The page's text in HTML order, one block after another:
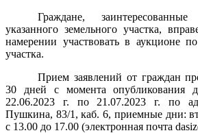
Граждане,
указанного земельного участка,
намерении участвовать в аукционе
участка.
Прием заявлений от граждан
30 дней с момента опубликования
22.06.2023 г. по 21.07.2023 г. по
Пушкина, 83/1, каб. 6, приемные дни:
с 13.00 до 17.00 (электронная почта